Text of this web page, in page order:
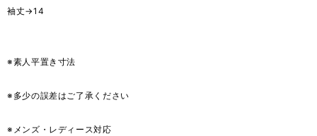
袖丈→14
※素人平置き寸法
※多少の誤差はご了承ください
※メンズ・レディース対応